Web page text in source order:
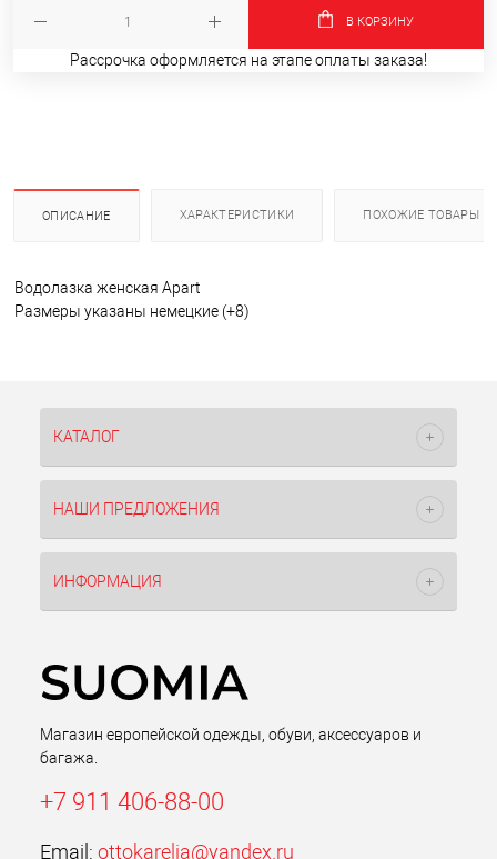
В КОРЗИНУ
Рассрочка оформляется на этапе оплаты заказа!
ОПИСАНИЕ ХАРАКТЕРИСТИКИ ПОХОЖИЕ ТОВАРЫ
Водолазка женская Apart
Размеры указаны немецкие (+8)
КАТАЛОГ
НАШИ ПРЕДЛОЖЕНИЯ
ИНФОРМАЦИЯ
Магазин европейской одежды, обуви, аксессуаров и
багажа.
+7 911 406-88-00
Email: ottokarelia@yandex.ru